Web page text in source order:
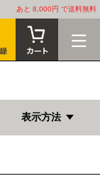
あと 8,000円 で送料無料
表示方法